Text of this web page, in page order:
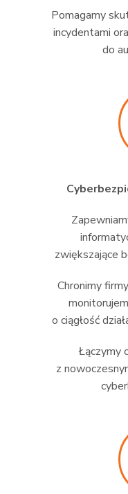
Pomagamy
incydentami
do
zwiększające
Chronimy
o ciągłość
Łączymy
z